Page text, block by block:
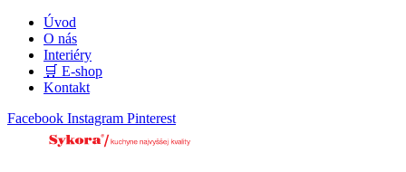
Úvod
O nás
Interiéry
🛒 E-shop
Kontakt
Facebook Instagram Pinterest